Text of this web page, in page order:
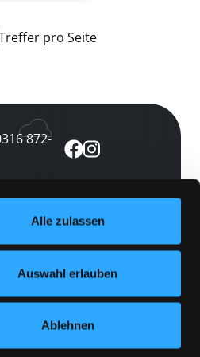
Alle zulassen
Auswahl erlauben
Ablehnen
pro Seite
872-